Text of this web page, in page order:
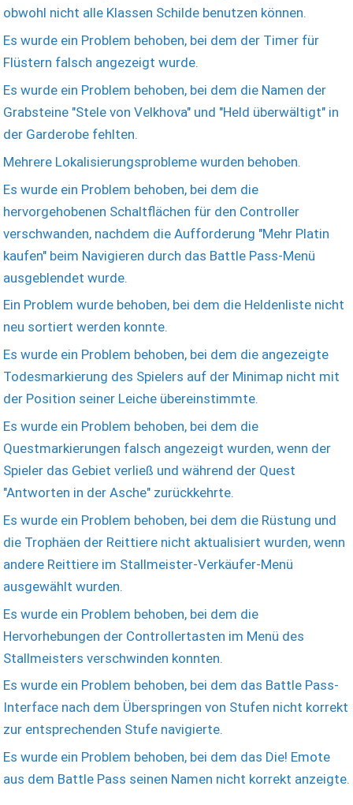
obwohl nicht alle Klassen Schilde benutzen können.
Es wurde ein Problem behoben, bei dem der Timer für
Flüstern falsch angezeigt wurde.
Es wurde ein Problem behoben, bei dem die Namen der
Grabsteine "Stele von Velkhova" und "Held überwältigt" in
der Garderobe fehlten.
Mehrere Lokalisierungsprobleme wurden behoben.
Es wurde ein Problem behoben, bei dem die
hervorgehobenen Schaltflächen für den Controller
verschwanden, nachdem die Aufforderung "Mehr Platin
kaufen" beim Navigieren durch das Battle Pass-Menü
ausgeblendet wurde.
Ein Problem wurde behoben, bei dem die Heldenliste nicht
neu sortiert werden konnte.
Es wurde ein Problem behoben, bei dem die angezeigte
Todesmarkierung des Spielers auf der Minimap nicht mit
der Position seiner Leiche übereinstimmte.
Es wurde ein Problem behoben, bei dem die
Questmarkierungen falsch angezeigt wurden, wenn der
Spieler das Gebiet verließ und während der Quest
"Antworten in der Asche" zurückkehrte.
Es wurde ein Problem behoben, bei dem die Rüstung und
die Trophäen der Reittiere nicht aktualisiert wurden, wenn
andere Reittiere im Stallmeister-Verkäufer-Menü
ausgewählt wurden.
Es wurde ein Problem behoben, bei dem die
Hervorhebungen der Controllertasten im Menü des
Stallmeisters verschwinden konnten.
Es wurde ein Problem behoben, bei dem das Battle Pass-
Interface nach dem Überspringen von Stufen nicht korrekt
zur entsprechenden Stufe navigierte.
Es wurde ein Problem behoben, bei dem das Die! Emote
aus dem Battle Pass seinen Namen nicht korrekt anzeigte.